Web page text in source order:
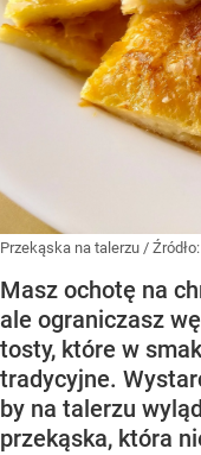
Przekąska na talerzu / Źródło:
Masz ochotę na
ale ograniczasz
tosty, które w
tradycyjne.
by na talerzu
przekąska, która